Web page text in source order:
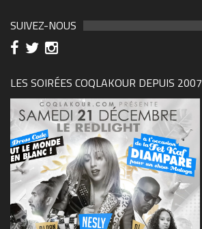
SUIVEZ-NOUS
LES SOIRÉES COQLAKOUR DEPUIS 2007